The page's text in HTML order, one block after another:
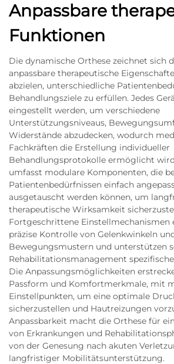
Anpassbare
Funktionen
Die dynamische Orthese zeichnet sich
anpassbare therapeutische
abzielen, unterschiedliche
Behandlungsziele zu erfüllen. Jedes
eingestellt werden, um verschiedene
Unterstützungsniveaus,
Widerstände abzudecken, wodurch
Fachkräften die Erstellung individueller
Behandlungsprotokolle ermöglicht
umfasst modulare Komponenten, die
Patientenbedürfnissen einfach
ausgetauscht werden können, um
therapeutische Wirksamkeit
Fortgeschrittene Einstellmechanismen
präzise Kontrolle von Gelenkwinkeln
Bewegungsmustern und unterstützen
Rehabilitationsmanagement
Die Anpassungsmöglichkeiten
Passform und Komfortmerkmale, mit
Einstellpunkten, um eine optimale
sicherzustellen und Hautreizungen
Anpassbarkeit macht die Orthese für
von Erkrankungen und
von der Genesung nach akuten
langfristiger Mobilitätsunterstützung.